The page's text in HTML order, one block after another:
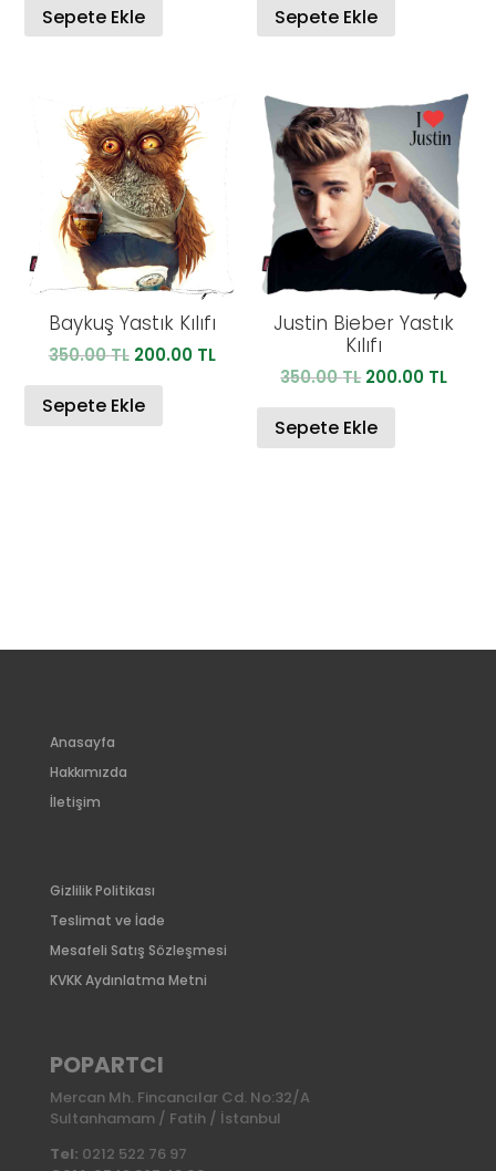
350.00 TL.
200.00 TL.
Sepete Ekle
350.00 TL.
Sepete Ekle
Baykuş Yastık Kılıfı
350.00TL Orijinal
350.00 TL.
200.00 TLŞu
fiyat:
200.00 TL.
Sepete Ekle
Justin Bieber Yastık
Kılıfı
350.00TL Orijinal
350.00 TL.
200.00 TLŞu
Sepete Ekle
Anasayfa
Hakkımızda
İletişim
Gizlilik Politikası
Teslimat ve İade
Mesafeli Satış Sözleşmesi
KVKK Aydınlatma Metni
POPARTCI
Mercan Mh. Fincancılar Cd. No:32/A
Sultanhamam / Fatih / İstanbul
Tel: 0212 522 76 97